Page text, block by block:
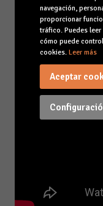
navegación,
proporcionar
tráfico. Puedes
cómo puede
cookies. Leer más
Aceptar